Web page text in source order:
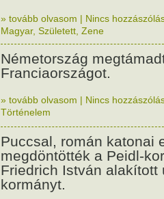
» tovább olvasom | Nincs
Magyar, Született Zene
Németország
Franciaországot.
» tovább olvasom | Nincs
Történelem
Puccsal, román katonai
megdöntötték a Peidl-
Friedrich István alakított
kormányt.